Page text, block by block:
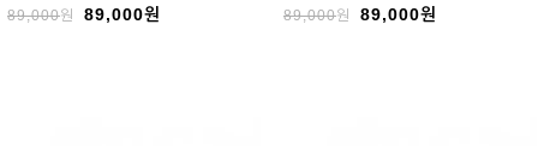
89,000원 89,000원 89,000원 89,000원